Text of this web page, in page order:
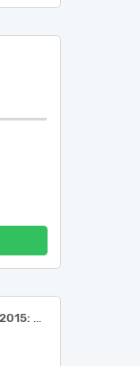
Асфальтобетонна суміш В-10 (ДК 021:2015: 44110000-4 Конструкційні матеріали)